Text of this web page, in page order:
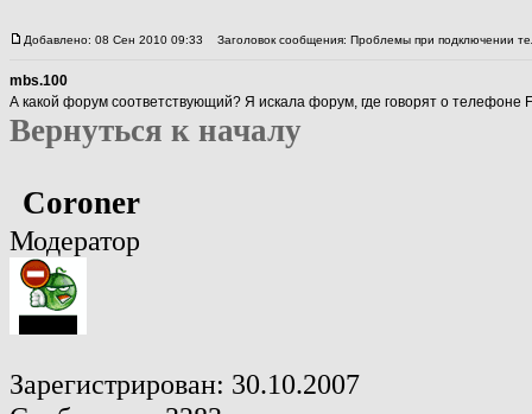
Добавлено: 08 Сен 2010 09:33 Заголовок сообщения: Проблемы при подключении
mbs.100
А какой форум соответствующий? Я искала форум, где говорят о телефоне
Вернуться к началу
Coroner
Модератор
Зарегистрирован: 30.10.2007